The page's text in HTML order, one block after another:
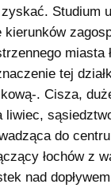
Studium
kierunków
miasta
tej
. Cisza,
liwiec,
do
łochów z
nad